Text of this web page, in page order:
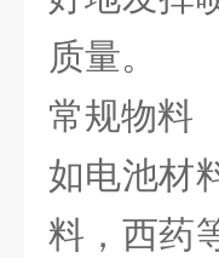
质量。
常规物料
如电池材
料，西药